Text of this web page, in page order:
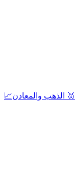
🥇 الذهب والمعادن📈